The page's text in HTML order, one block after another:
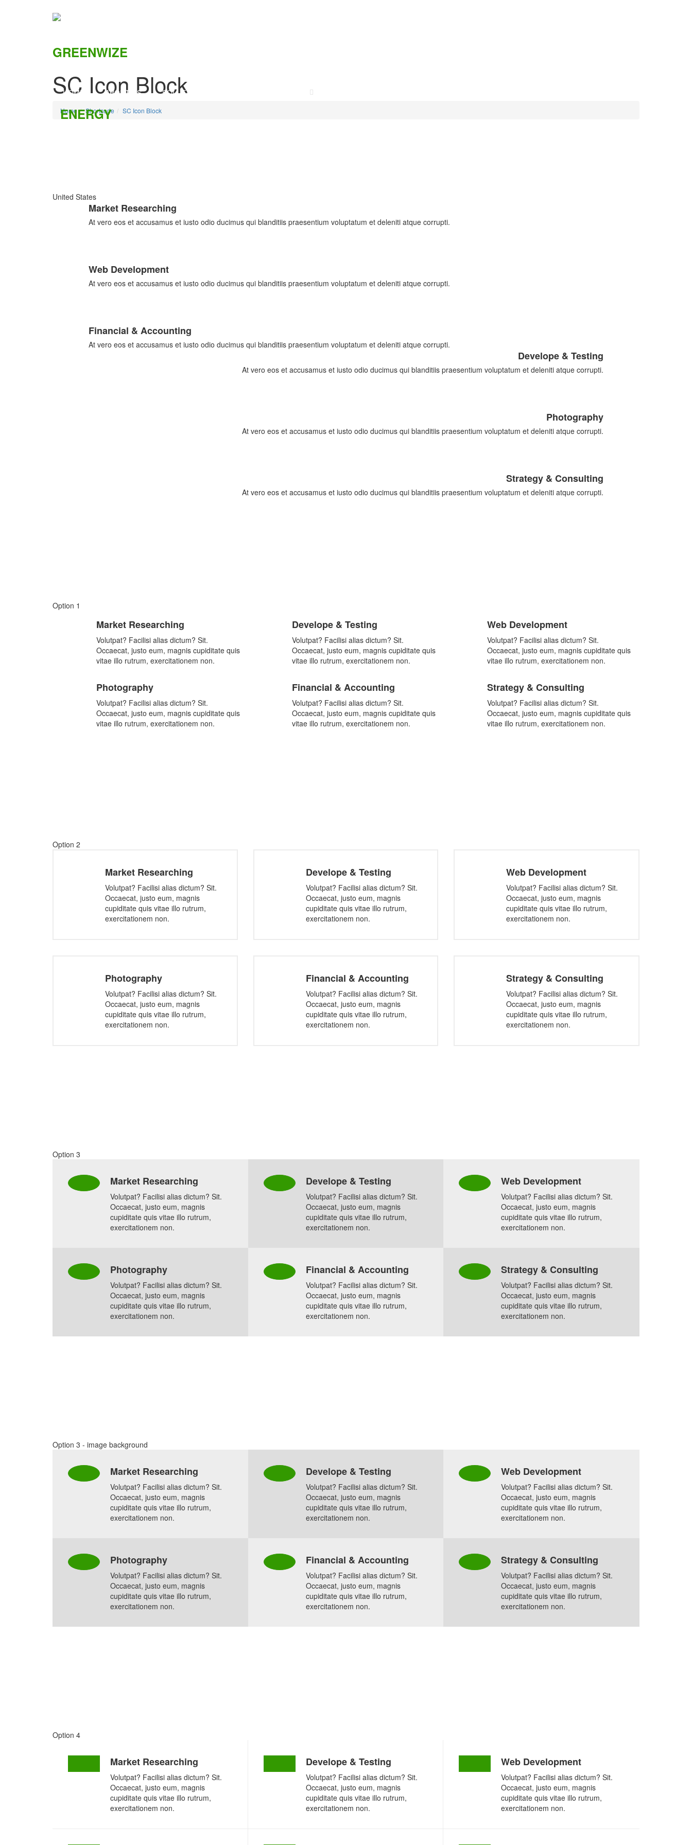
HOME ABOUT US SOLUTIONS
SC Icon Block
Home Shortcode SC Icon Block
United States
Market Researching
At vero eos et accusamus et iusto odio ducimus qui blanditiis praesentium voluptatum et deleniti atque corrupti.
Web Development
At vero eos et accusamus et iusto odio ducimus qui blanditiis praesentium voluptatum et deleniti atque corrupti.
Financial & Accounting
At vero eos et accusamus et iusto odio ducimus qui blanditiis praesentium voluptatum et deleniti atque corrupti.
Develope & Testing
At vero eos et accusamus et iusto odio ducimus qui blanditiis praesentium voluptatum et deleniti atque corrupti.
Photography
At vero eos et accusamus et iusto odio ducimus qui blanditiis praesentium voluptatum et deleniti atque corrupti.
Strategy & Consulting
At vero eos et accusamus et iusto odio ducimus qui blanditiis praesentium voluptatum et deleniti atque corrupti.
Option 1
Market Researching
Volutpat? Facilisi alias dictum? Sit.
Occaecat, justo eum, magnis cupiditate quis
vitae illo rutrum, exercitationem non.
Develope & Testing
Volutpat? Facilisi alias dictum? Sit.
Occaecat, justo eum, magnis cupiditate quis
vitae illo rutrum, exercitationem non.
Web Development
Volutpat? Facilisi alias dictum? Sit.
Occaecat, justo eum, magnis cupiditate quis
vitae illo rutrum, exercitationem non.
Photography
Volutpat? Facilisi alias dictum? Sit.
Occaecat, justo eum, magnis cupiditate quis
vitae illo rutrum, exercitationem non.
Financial & Accounting
Volutpat? Facilisi alias dictum? Sit.
Occaecat, justo eum, magnis cupiditate quis
vitae illo rutrum, exercitationem non.
Strategy & Consulting
Volutpat? Facilisi alias dictum? Sit.
Occaecat, justo eum, magnis cupiditate quis
vitae illo rutrum, exercitationem non.
Option 2
Market Researching
Volutpat? Facilisi alias dictum? Sit.
Occaecat, justo eum, magnis
cupiditate quis vitae illo rutrum,
exercitationem non.
Develope & Testing
Volutpat? Facilisi alias dictum? Sit.
Occaecat, justo eum, magnis
cupiditate quis vitae illo rutrum,
exercitationem non.
Web Development
Volutpat? Facilisi alias dictum? Sit.
Occaecat, justo eum, magnis
cupiditate quis vitae illo rutrum,
exercitationem non.
Photography
Volutpat? Facilisi alias dictum? Sit.
Occaecat, justo eum, magnis
cupiditate quis vitae illo rutrum,
exercitationem non.
Financial & Accounting
Volutpat? Facilisi alias dictum? Sit.
Occaecat, justo eum, magnis
cupiditate quis vitae illo rutrum,
exercitationem non.
Strategy & Consulting
Volutpat? Facilisi alias dictum? Sit.
Occaecat, justo eum, magnis
cupiditate quis vitae illo rutrum,
exercitationem non.
Option 3
Market Researching
Volutpat? Facilisi alias dictum? Sit.
Occaecat, justo eum, magnis
cupiditate quis vitae illo rutrum,
exercitationem non.
Develope & Testing
Volutpat? Facilisi alias dictum? Sit.
Occaecat, justo eum, magnis
cupiditate quis vitae illo rutrum,
exercitationem non.
Web Development
Volutpat? Facilisi alias dictum? Sit.
Occaecat, justo eum, magnis
cupiditate quis vitae illo rutrum,
exercitationem non.
Photography
Volutpat? Facilisi alias dictum? Sit.
Occaecat, justo eum, magnis
cupiditate quis vitae illo rutrum,
exercitationem non.
Financial & Accounting
Volutpat? Facilisi alias dictum? Sit.
Occaecat, justo eum, magnis
cupiditate quis vitae illo rutrum,
exercitationem non.
Strategy & Consulting
Volutpat? Facilisi alias dictum? Sit.
Occaecat, justo eum, magnis
cupiditate quis vitae illo rutrum,
exercitationem non.
Option 3 - image background
Market Researching
Volutpat? Facilisi alias dictum? Sit.
Occaecat, justo eum, magnis
cupiditate quis vitae illo rutrum,
exercitationem non.
Develope & Testing
Volutpat? Facilisi alias dictum? Sit.
Occaecat, justo eum, magnis
cupiditate quis vitae illo rutrum,
exercitationem non.
Web Development
Volutpat? Facilisi alias dictum? Sit.
Occaecat, justo eum, magnis
cupiditate quis vitae illo rutrum,
exercitationem non.
Photography
Volutpat? Facilisi alias dictum? Sit.
Occaecat, justo eum, magnis
cupiditate quis vitae illo rutrum,
exercitationem non.
Financial & Accounting
Volutpat? Facilisi alias dictum? Sit.
Occaecat, justo eum, magnis
cupiditate quis vitae illo rutrum,
exercitationem non.
Strategy & Consulting
Volutpat? Facilisi alias dictum? Sit.
Occaecat, justo eum, magnis
cupiditate quis vitae illo rutrum,
exercitationem non.
Option 4
Market Researching
Volutpat? Facilisi alias dictum? Sit.
Occaecat, justo eum, magnis
cupiditate quis vitae illo rutrum,
exercitationem non.
Develope & Testing
Volutpat? Facilisi alias dictum? Sit.
Occaecat, justo eum, magnis
cupiditate quis vitae illo rutrum,
exercitationem non.
Web Development
Volutpat? Facilisi alias dictum? Sit.
Occaecat, justo eum, magnis
cupiditate quis vitae illo rutrum,
exercitationem non.